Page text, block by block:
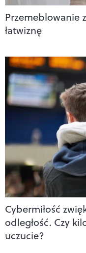
Przemeblowanie
łatwiznę
Cybermiłość
odległość. Czy
uczucie?